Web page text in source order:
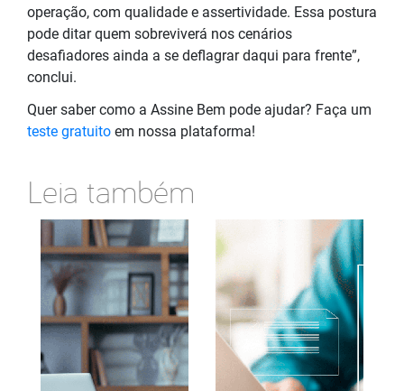
operação, com qualidade e assertividade. Essa postura
pode ditar quem sobreviverá nos cenários
desafiadores ainda a se deflagrar daqui para frente”,
conclui.
Quer saber como a Assine Bem pode ajudar? Faça um
teste gratuito em nossa plataforma!
Leia também